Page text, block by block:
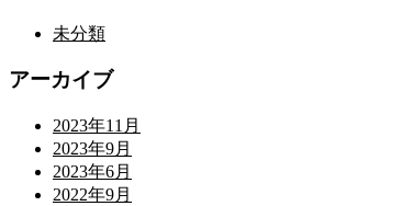
未分類
アーカイブ
2023年11月
2023年9月
2023年6月
2022年9月